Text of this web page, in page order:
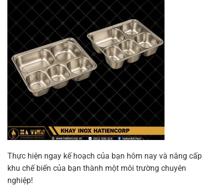
Thực hiện ngay kế hoạch của bạn hôm nay và nâng cấp
khu chế biến của bạn thành một môi trường chuyên
nghiệp!